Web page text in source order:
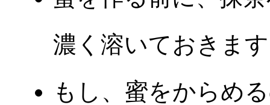
濃く溶いておきま
もし、蜜をからめ